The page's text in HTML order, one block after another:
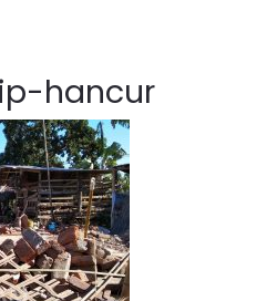
hancur